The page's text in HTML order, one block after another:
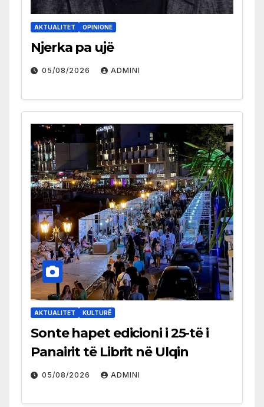
AKTUALITET OPINIONE
Njerka pa ujë
05/08/2026 ADMINI
AKTUALITET KULTURË
Sonte hapet edicioni i 25-të i
Panairit të Librit në Ulqin
05/08/2026 ADMINI